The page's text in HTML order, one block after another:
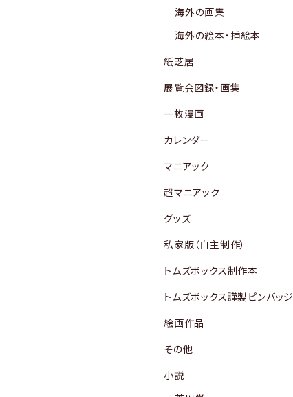
海外の画集
海外の絵本・挿絵本
紙芝居
展覧会図録・画集
一枚漫画
カレンダー
マニアック
超マニアック
グッズ
私家版（自主制作）
トムズボックス制作本
トムズボックス謹製ピンバッジ
絵画作品
その他
小説